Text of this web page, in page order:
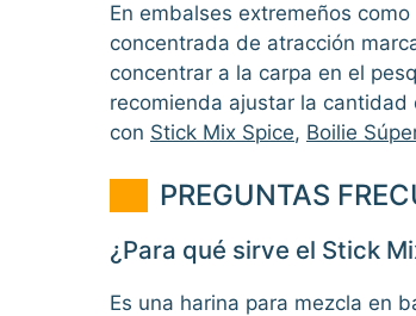
En embalses extremeños
concentrada de atracción
concentrar a la carpa en el
recomienda ajustar la
con Stick Mix Spice, Boilie
PREGUNTAS
¿Para qué sirve el Stick
Es una harina para mezcla en